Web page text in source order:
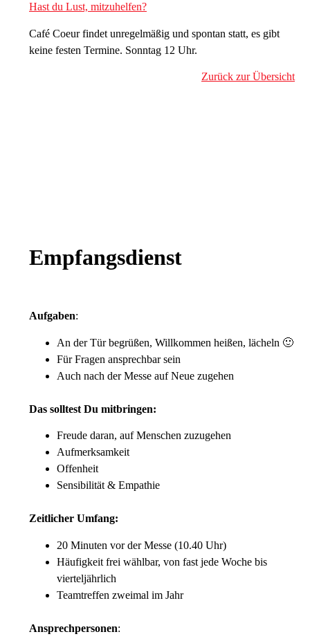
Hast du Lust, mitzuhelfen?
Café Coeur findet unregelmäßig und spontan statt, es gibt
keine festen Termine. Sonntag 12 Uhr.
Zurück zur Übersicht
Empfangsdienst
Aufgaben:
An der Tür begrüßen, Willkommen heißen, lächeln 🙂
Für Fragen ansprechbar sein
Auch nach der Messe auf Neue zugehen
Das solltest Du mitbringen:
Freude daran, auf Menschen zuzugehen
Aufmerksamkeit
Offenheit
Sensibilität & Empathie
Zeitlicher Umfang:
20 Minuten vor der Messe (10.40 Uhr)
Häufigkeit frei wählbar, von fast jede Woche bis
vierteljährlich
Teamtreffen zweimal im Jahr
Ansprechpersonen: